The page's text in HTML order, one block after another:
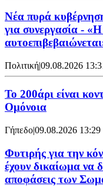
Νέα πυρά
για συνεργασία -
Πολιτική|09.08.2026
Το 200άρι είναι
Ομόνοια
Γήπεδο|09.08.2026 13:29
Φυτιρής για την
έχουν δικαίωμα να
αποφάσεις των